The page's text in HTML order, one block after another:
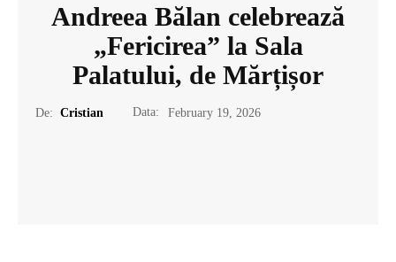
Andreea Bălan celebrează
„Fericirea” la Sala
Palatului, de Mărțișor
De: Cristian Data: February 19, 2026